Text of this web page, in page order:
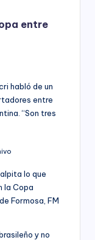
entre
habló de un
entre
“Son tres
lo que
la Copa
Formosa, FM
y no